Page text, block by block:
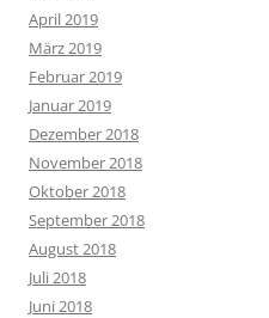
April 2019
März 2019
Februar 2019
Januar 2019
Dezember 2018
November 2018
Oktober 2018
September 2018
August 2018
Juli 2018
Juni 2018